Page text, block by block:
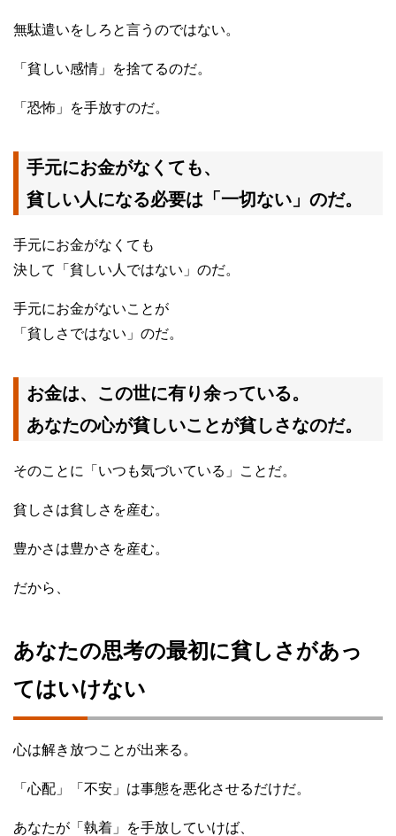
無駄遣いをしろと言うのではない。
「貧しい感情」を捨てるのだ。
「恐怖」を手放すのだ。
手元にお金がなくても、
貧しい人になる必要は「一切ない」のだ。
手元にお金がなくても
決して「貧しい人ではない」のだ。
手元にお金がないことが
「貧しさではない」のだ。
お金は、この世に有り余っている。
あなたの心が貧しいことが貧しさなのだ。
そのことに「いつも気づいている」ことだ。
貧しさは貧しさを産む。
豊かさは豊かさを産む。
だから、
あなたの思考の最初に貧しさがあっ
てはいけない
心は解き放つことが出来る。
「心配」「不安」は事態を悪化させるだけだ。
あなたが「執着」を手放していけば、